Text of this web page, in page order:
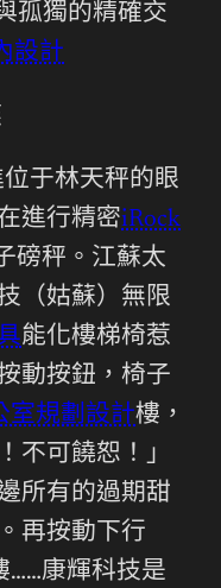
孤獨的精確交
設計
位于林天秤的眼
進行精密iRock
磅秤。江蘇太
（姑蘇）無限
能化樓梯椅惹
動按鈕，椅子
室規劃設計樓，
不可饒恕！」
所有的過期甜
再按動下行
……康輝科技是